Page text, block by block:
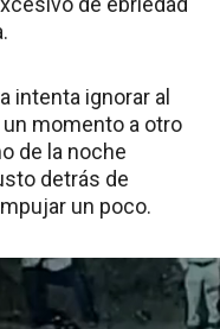
intenta ignorar al
momento a otro
de la noche
detrás de
un poco.